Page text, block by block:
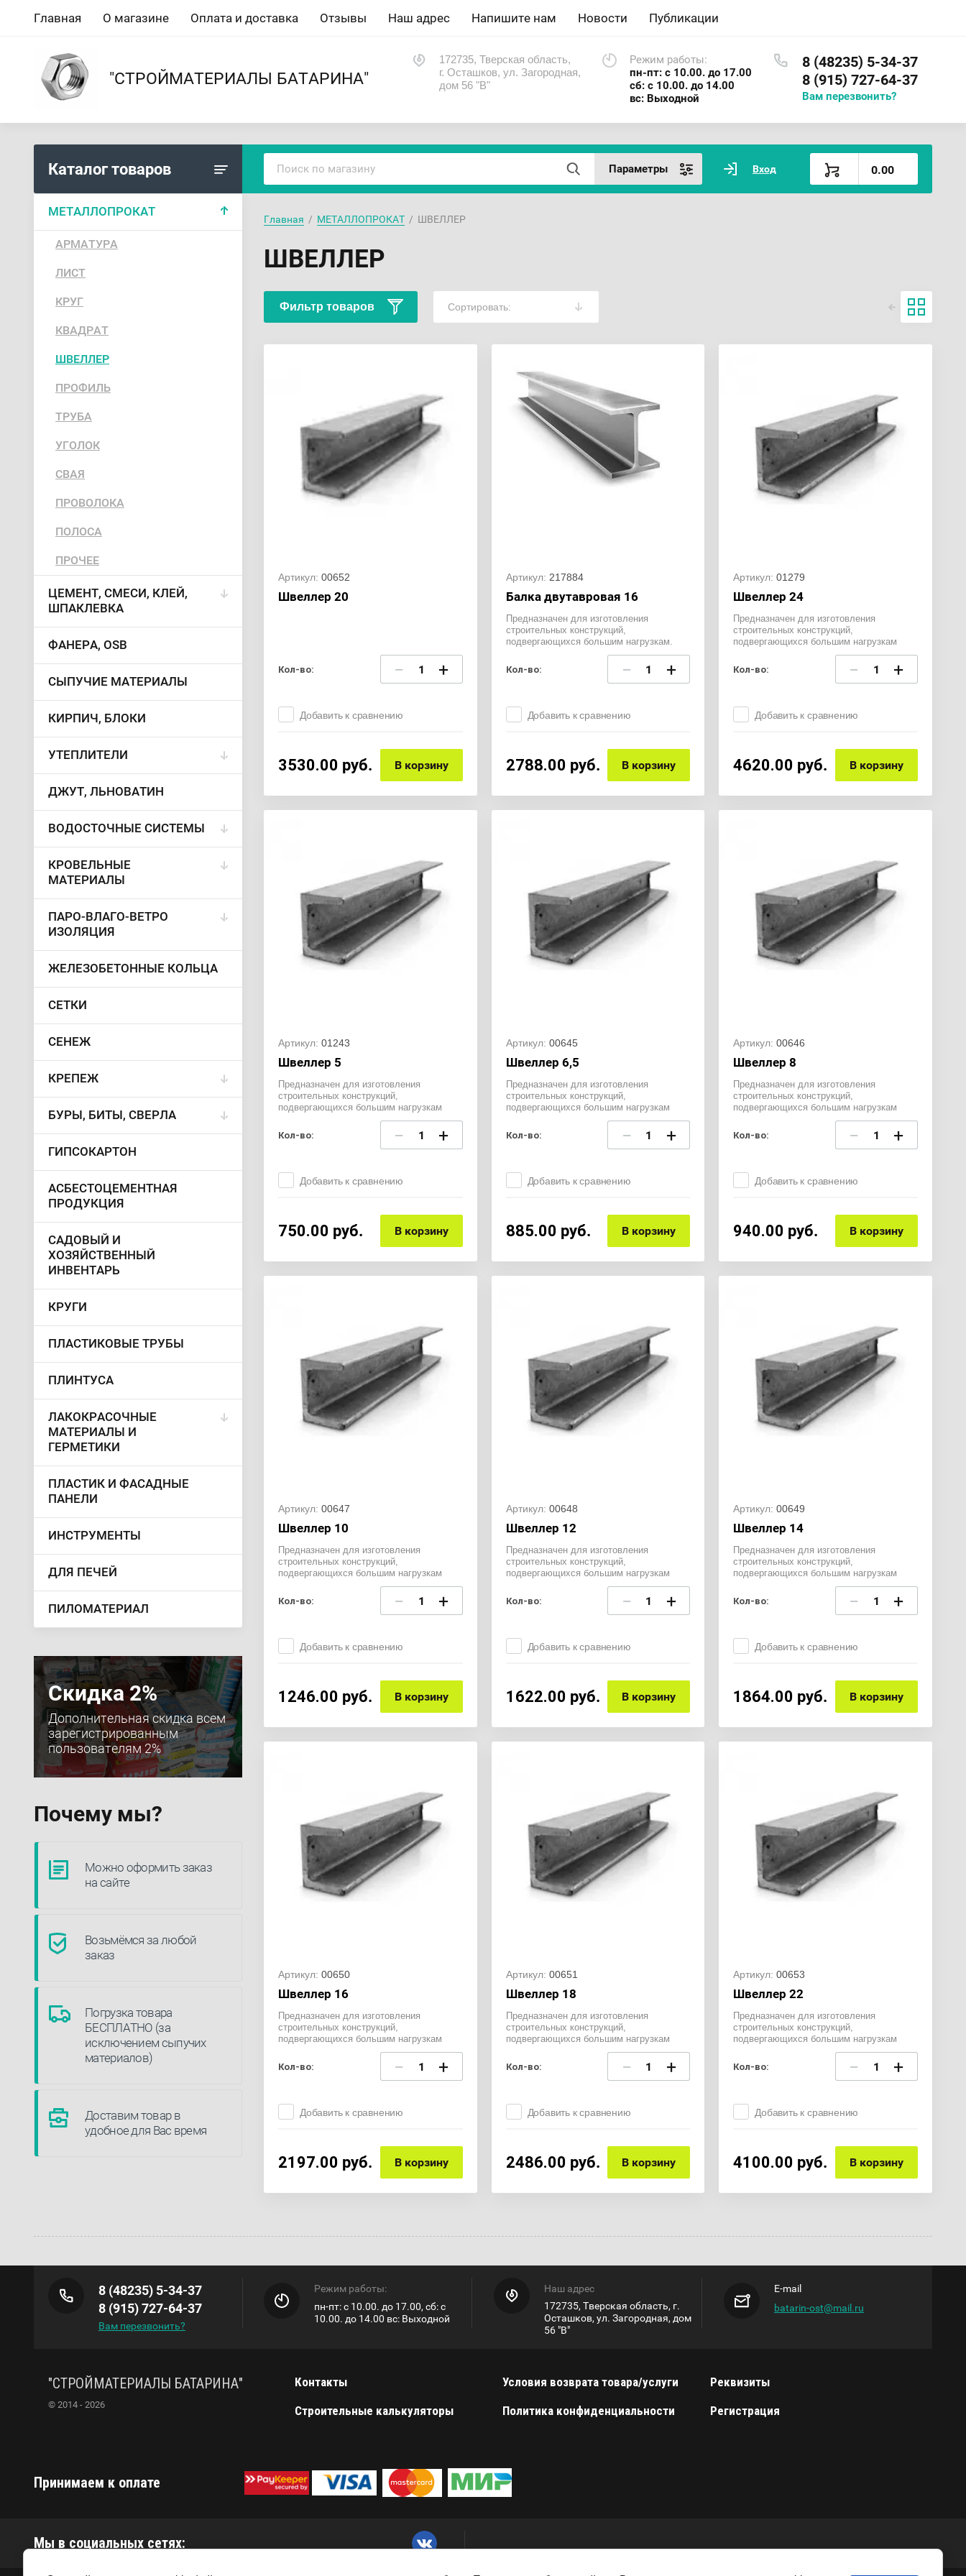
Главная О магазине Оплата и доставка Отзывы Наш адрес Напишите нам Новости Публикации
"СТРОЙМАТЕРИАЛЫ БАТАРИНА"
172735, Тверская область,
г. Осташков, ул. Загородная,
дом 56 "В"
Режим работы:
пн-пт: с 10.00. до 17.00
сб: с 10.00. до 14.00
вс: Выходной
8 (48235) 5-34-37
8 (915) 727-64-37
Вам перезвонить?
Каталог товаров Параметры Вход 0.00
МЕТАЛЛОПРОКАТ
АРМАТУРА
ЛИСТ
КРУГ
КВАДРАТ
ШВЕЛЛЕР
ПРОФИЛЬ
ТРУБА
УГОЛОК
СВАЯ
ПРОВОЛОКА
ПОЛОСА
ПРОЧЕЕ
ЦЕМЕНТ, СМЕСИ, КЛЕЙ,
ШПАКЛЕВКА
ФАНЕРА, OSB
СЫПУЧИЕ МАТЕРИАЛЫ
КИРПИЧ, БЛОКИ
УТЕПЛИТЕЛИ
ДЖУТ, ЛЬНОВАТИН
ВОДОСТОЧНЫЕ СИСТЕМЫ
КРОВЕЛЬНЫЕ
МАТЕРИАЛЫ
ПАРО-ВЛАГО-ВЕТРО
ИЗОЛЯЦИЯ
ЖЕЛЕЗОБЕТОННЫЕ КОЛЬЦА
СЕТКИ
СЕНЕЖ
КРЕПЕЖ
БУРЫ, БИТЫ, СВЕРЛА
ГИПСОКАРТОН
АСБЕСТОЦЕМЕНТНАЯ
ПРОДУКЦИЯ
САДОВЫЙ И
ХОЗЯЙСТВЕННЫЙ
ИНВЕНТАРЬ
КРУГИ
ПЛАСТИКОВЫЕ ТРУБЫ
ПЛИНТУСА
ЛАКОКРАСОЧНЫЕ
МАТЕРИАЛЫ И
ГЕРМЕТИКИ
ПЛАСТИК И ФАСАДНЫЕ
ПАНЕЛИ
ИНСТРУМЕНТЫ
ДЛЯ ПЕЧЕЙ
ПИЛОМАТЕРИАЛ
Скидка 2%
Дополнительная скидка всем
зарегистрированным
пользователям 2%
Почему мы?
Можно оформить заказ
на сайте
Возьмёмся за любой
заказ
Погрузка товара
БЕСПЛАТНО (за
исключением сыпучих
материалов)
Доставим товар в
удобное для Вас время
Главная
  /
МЕТАЛЛОПРОКАТ
  /  ШВЕЛЛЕР
ШВЕЛЛЕР
Фильтр товаров Сортировать:
Артикул: 00652
Швеллер 20
Кол-во: − +
Добавить к сравнению
3530.00 руб. В корзину
Артикул: 217884
Балка двутавровая 16
Предназначен для изготовления
строительных конструкций,
подвергающихся большим нагрузкам.
Кол-во: − +
Добавить к сравнению
2788.00 руб. В корзину
Артикул: 01279
Швеллер 24
Предназначен для изготовления
строительных конструкций,
подвергающихся большим нагрузкам
Кол-во: − +
Добавить к сравнению
4620.00 руб. В корзину
Артикул: 01243
Швеллер 5
Предназначен для изготовления
строительных конструкций,
подвергающихся большим нагрузкам
Кол-во: − +
Добавить к сравнению
750.00 руб. В корзину
Артикул: 00645
Швеллер 6,5
Предназначен для изготовления
строительных конструкций,
подвергающихся большим нагрузкам
Кол-во: − +
Добавить к сравнению
885.00 руб. В корзину
Артикул: 00646
Швеллер 8
Предназначен для изготовления
строительных конструкций,
подвергающихся большим нагрузкам
Кол-во: − +
Добавить к сравнению
940.00 руб. В корзину
Артикул: 00647
Швеллер 10
Предназначен для изготовления
строительных конструкций,
подвергающихся большим нагрузкам
Кол-во: − +
Добавить к сравнению
1246.00 руб. В корзину
Артикул: 00648
Швеллер 12
Предназначен для изготовления
строительных конструкций,
подвергающихся большим нагрузкам
Кол-во: − +
Добавить к сравнению
1622.00 руб. В корзину
Артикул: 00649
Швеллер 14
Предназначен для изготовления
строительных конструкций,
подвергающихся большим нагрузкам
Кол-во: − +
Добавить к сравнению
1864.00 руб. В корзину
Артикул: 00650
Швеллер 16
Предназначен для изготовления
строительных конструкций,
подвергающихся большим нагрузкам
Кол-во: − +
Добавить к сравнению
2197.00 руб. В корзину
Артикул: 00651
Швеллер 18
Предназначен для изготовления
строительных конструкций,
подвергающихся большим нагрузкам
Кол-во: − +
Добавить к сравнению
2486.00 руб. В корзину
Артикул: 00653
Швеллер 22
Предназначен для изготовления
строительных конструкций,
подвергающихся большим нагрузкам
Кол-во: − +
Добавить к сравнению
4100.00 руб. В корзину
8 (48235) 5-34-37
8 (915) 727-64-37
Вам перезвонить?
Режим работы:
пн-пт: с 10.00. до 17.00, сб: с
10.00. до 14.00 вс: Выходной
Наш адрес
172735, Тверская область, г.
Осташков, ул. Загородная, дом
56 "В"
E-mail
batarin-ost@mail.ru
"СТРОЙМАТЕРИАЛЫ БАТАРИНА"
© 2014 - 2026
Контакты Условия возврата товара/услуги
Реквизиты
Строительные калькуляторы
Политика конфиденциальности Регистрация
Принимаем к оплате
Мы в социальных сетях: